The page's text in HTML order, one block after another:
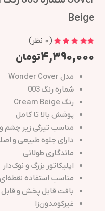
Beige
(
0 نظر)
۴,۳۹۰,۰۰۰تومان
مدل Wonder Cover
شماره رنگ 003
رنگ Cream Beige
پوشش بالا تا کامل
مناسب تیرگی زیر چشم
دارای جلوه طبیعی و
ماندگاری طولانی
اپلیکاتور بزرگ و نوک‌دار
مناسب استفاده
بافت قابل پخش و
غیرکومدون‌زا